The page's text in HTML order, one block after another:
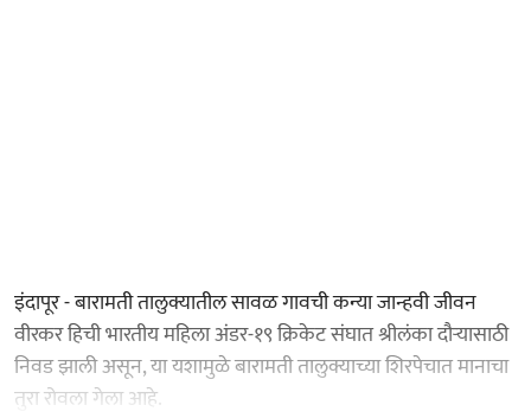
इंदापूर - बारामती तालुक्यातील सावळ गावची कन्या जान्हवी जीवन
वीरकर हिची भारतीय महिला अंडर-१९ क्रिकेट संघात श्रीलंका दौऱ्यासाठी
निवड झाली असून, या यशामुळे बारामती तालुक्याच्या शिरपेचात मानाचा
तुरा रोवला गेला आहे.